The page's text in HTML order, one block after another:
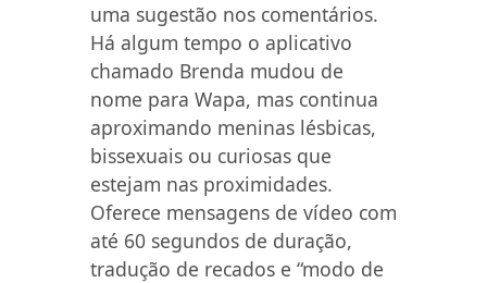
uma sugestão nos comentários.
Há algum tempo o aplicativo
chamado Brenda mudou de
nome para Wapa, mas continua
aproximando meninas lésbicas,
bissexuais ou curiosas que
estejam nas proximidades.
Oferece mensagens de vídeo com
até 60 segundos de duração,
tradução de recados e “modo de